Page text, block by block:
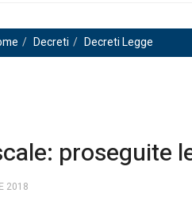
Decreti Decreti Legge
proseguite
2018